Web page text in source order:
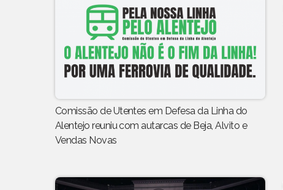
Comissão de Utentes em Defesa da Linha do
Alentejo reuniu com autarcas de Beja, Alvito e
Vendas Novas